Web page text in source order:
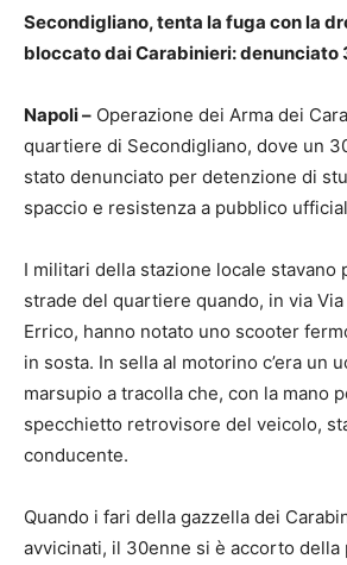
Secondigliano, tenta la fuga con la
bloccato dai Carabinieri: denunciato
Napoli – Operazione dei Arma dei
quartiere di Secondigliano, dove un
stato denunciato per detenzione di
spaccio e resistenza a pubblico
I militari della stazione locale stavano
strade del quartiere quando, in via Via
Errico, hanno notato uno scooter
in sosta. In sella al motorino c’era un
marsupio a tracolla che, con la mano
specchietto retrovisore del veicolo,
conducente.
Quando i fari della gazzella dei
avvicinati, il 30enne si è accorto della